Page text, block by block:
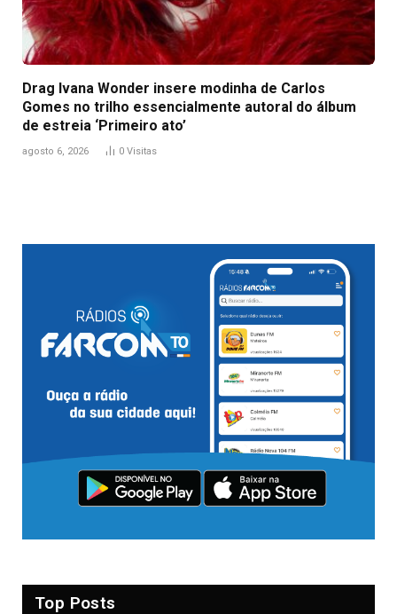
Drag Ivana Wonder insere modinha de Carlos
Gomes no trilho essencialmente autoral do álbum
de estreia ‘Primeiro ato’
agosto 6, 2026 0 Visitas
Top Posts